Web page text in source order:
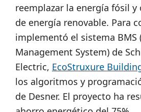
reemplazar la energía fósil
de energía renovable. Para
implementó el sistema BMS
Management System) de
Electric, EcoStruxure
los algoritmos y
de Desner. El proyecto ha